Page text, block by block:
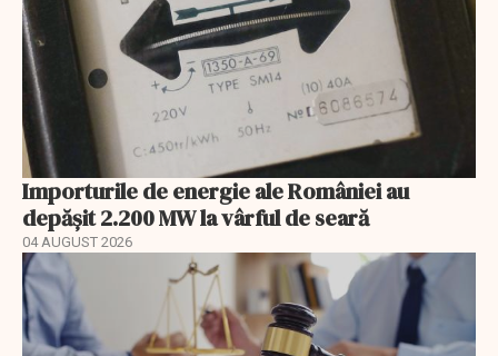
Importurile de energie ale României au
depășit 2.200 MW la vârful de seară
04 AUGUST 2026